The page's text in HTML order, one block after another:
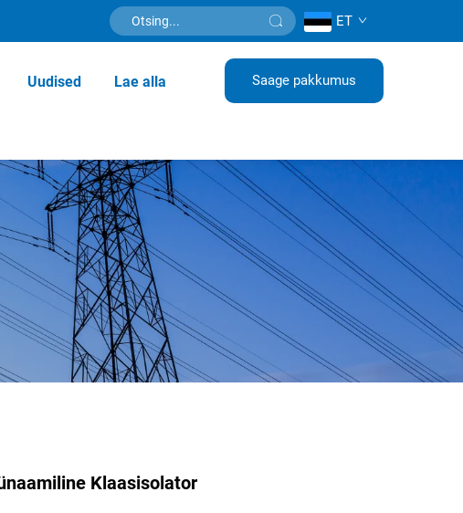
ET
Uudised Lae alla Saage pakkumus
Klaasisolator